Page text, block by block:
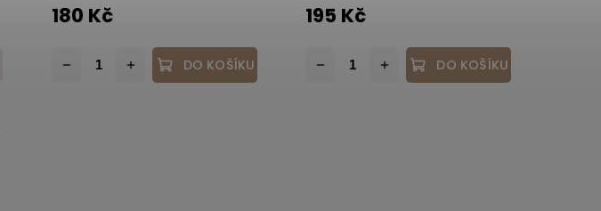
180 Kč
DO KOŠÍKU
195 Kč
DO KOŠÍKU